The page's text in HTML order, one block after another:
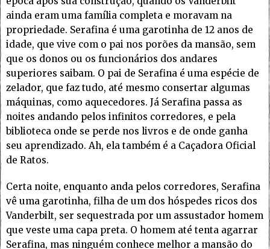
ainda eram uma família completa e moravam na
propriedade. Serafina é uma garotinha de 12 anos de
idade, que vive com o pai nos porões da mansão, sem
que os donos ou os funcionários dos andares
superiores saibam. O pai de Serafina é uma espécie de
zelador, que faz tudo, até mesmo consertar algumas
máquinas, como aquecedores. Já Serafina passa as
noites andando pelos infinitos corredores, e pela
biblioteca onde se perde nos livros e de onde ganha
seu aprendizado. Ah, ela também é a Caçadora Oficial
de Ratos.
Certa noite, enquanto anda pelos corredores, Serafina
vê uma garotinha, filha de um dos hóspedes ricos dos
Vanderbilt, ser sequestrada por um assustador homem
que veste uma capa preta. O homem até tenta agarrar
Serafina, mas ninguém conhece melhor a mansão do